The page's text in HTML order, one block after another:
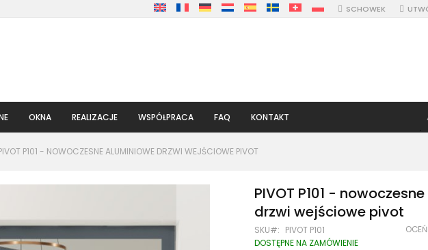
SCHOWEK
OKNA REALIZACJE WSPÓŁPRACA FAQ KONTAKT
P101 - NOWOCZESNE ALUMINIOWE DRZWI WEJŚCIOWE PIVOT
PIVOT P101 -
drzwi wejściowe pivot
SKU PIVOT P101
DOSTĘPNE NA ZAMÓWIENIE